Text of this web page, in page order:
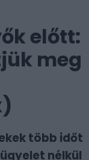
előtt:
meg
több időt
nélkül